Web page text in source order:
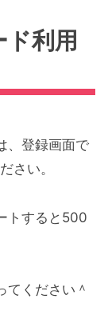
利用
、登録画面で
さい。
トすると500
てください＾